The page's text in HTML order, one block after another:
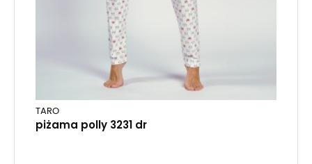
TARO
piżama polly 3231 dr